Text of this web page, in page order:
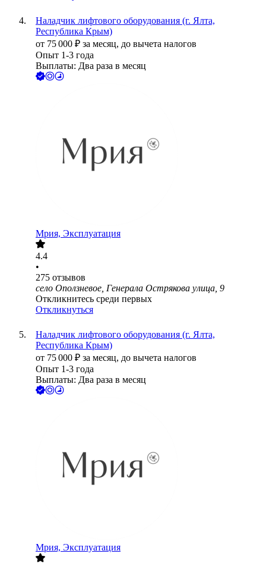
Наладчик лифтового оборудования (г. Ялта,
Республика Крым)
от 75 000 ₽ за месяц, до вычета налогов
Опыт 1-3 года
Выплаты: Два раза в месяц
Мрия, Эксплуатация
4.4
•
275 отзывов
село Оползневое, Генерала Острякова улица, 9
Откликнитесь среди первых
Откликнуться
Наладчик лифтового оборудования (г. Ялта,
Республика Крым)
от 75 000 ₽ за месяц, до вычета налогов
Опыт 1-3 года
Выплаты: Два раза в месяц
Мрия, Эксплуатация